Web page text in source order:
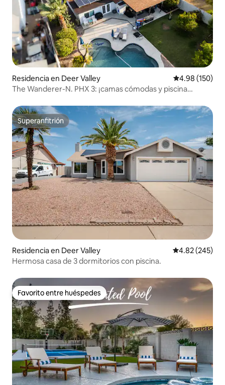
Residencia en Deer Valley Calificación
4.98 (150)
The Wanderer-N. PHX 3: ¡camas cómodas y piscina
Superanfitrión
Superanfitrión
Residencia en Deer Valley Calificación
4.82 (245)
Hermosa casa de 3 dormitorios con piscina.
Favorito entre huéspedes
Favorito entre huéspedes